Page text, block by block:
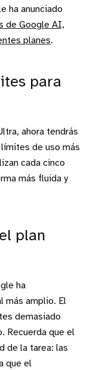
ha anunciado
de Google AI,
planes.
para
ahora tendrás
de uso más
cada cinco
más fluida y
plan
ha
más amplio. El
demasiado
Recuerda que el
de la tarea: las
que el